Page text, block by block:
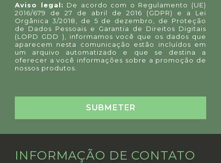
Aviso legal: De acordo com o Regulamento (UE)
2016/679 de 27 de abril de 2016 (GDPR) e a Lei
Orgânica 3/2018, de 5 de dezembro, de Proteção
de Dados Pessoais e Garantia de Direitos Digitais
(LOPD GDD ), informamos você que os dados que
aparecem nesta comunicação estão incluídos em
um arquivo automatizado e que se destina a
oferecer a você informações sobre a promoção de
nossos produtos.
INFORMAÇÃO DE CONTATO